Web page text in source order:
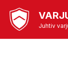
Juhtiv